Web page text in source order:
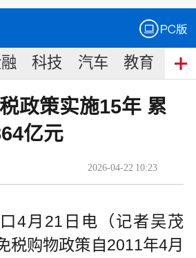
科技 汽车 教育 食
政策实施15年 累
亿元
2026-04-22 10:23
4月21日电（记者吴茂
税购物政策自2011年4月